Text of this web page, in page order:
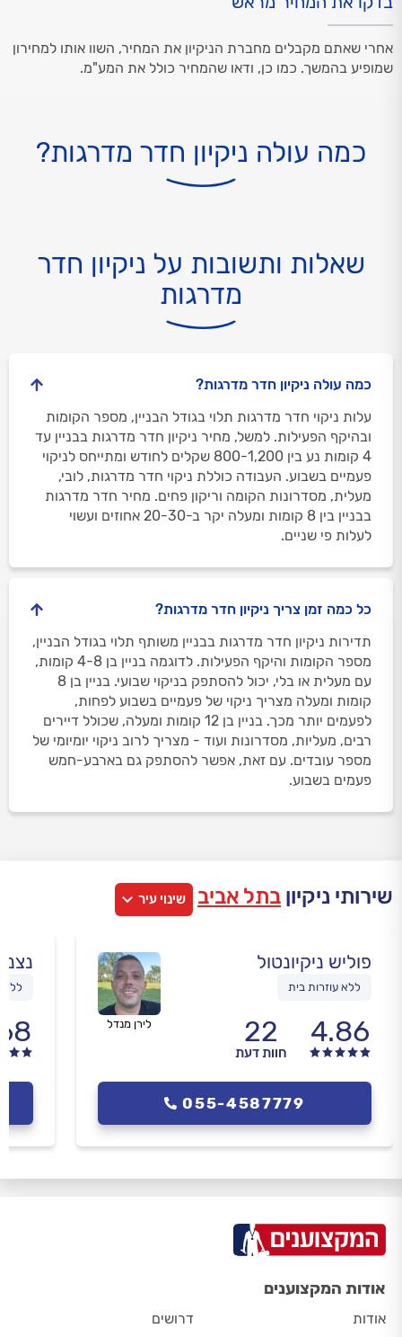
אחרי שאתם מקבלים מחברת הניקיון את המחיר, השוו אותו למחירון
שמופיע בהמשך. כמו כן, ודאו שהמחיר כולל את המע"מ.
כמה עולה ניקיון חדר מדרגות?
שאלות ותשובות על ניקיון חדר
מדרגות
כמה עולה ניקיון חדר מדרגות?
עלות ניקוי חדר מדרגות תלוי בגודל הבניין, מספר הקומות
ובהיקף הפעילות. למשל, מחיר ניקיון חדר מדרגות בבניין עד
4 קומות נע בין 800-1,200 שקלים לחודש ומתייחס לניקוי
פעמיים בשבוע. העבודה כוללת ניקוי חדר מדרגות, לובי,
מעלית, מסדרונות הקומה וריקון פחים. מחיר חדר מדרגות
בבניין בין 8 קומות ומעלה יקר ב-20-30 אחוזים ועשוי
לעלות פי שניים.
כל כמה זמן צריך ניקיון חדר מדרגות?
תדירות ניקיון חדר מדרגות בבניין משותף תלוי בגודל הבניין,
מספר הקומות והיקף הפעילות. לדוגמה בניין בן 4-8 קומות,
עם מעלית או בלי, יכול להסתפק בניקוי שבועי. בניין בן 8
קומות ומעלה מצריך ניקוי של פעמיים בשבוע לפחות,
לפעמים יותר מכך. בניין בן 12 קומות ומעלה, שכולל דיירים
רבים, מעליות, מסדרונות ועוד - מצריך לרוב ניקוי יומיומי של
מספר עובדים. עם זאת, אפשר להסתפק גם בארבע-חמש
פעמים בשבוע.
שירותי ניקיון בתל אביב שינוי עיר
פוליש ניקיונטול
ללא עוזרות בית
4.86
22
חוות דעת
לירן מנדל
055-4587779
ללא
אודות המקצוענים
אודות
דרושים